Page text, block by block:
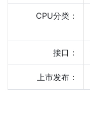
CPU分类：
接口：
上市发布：